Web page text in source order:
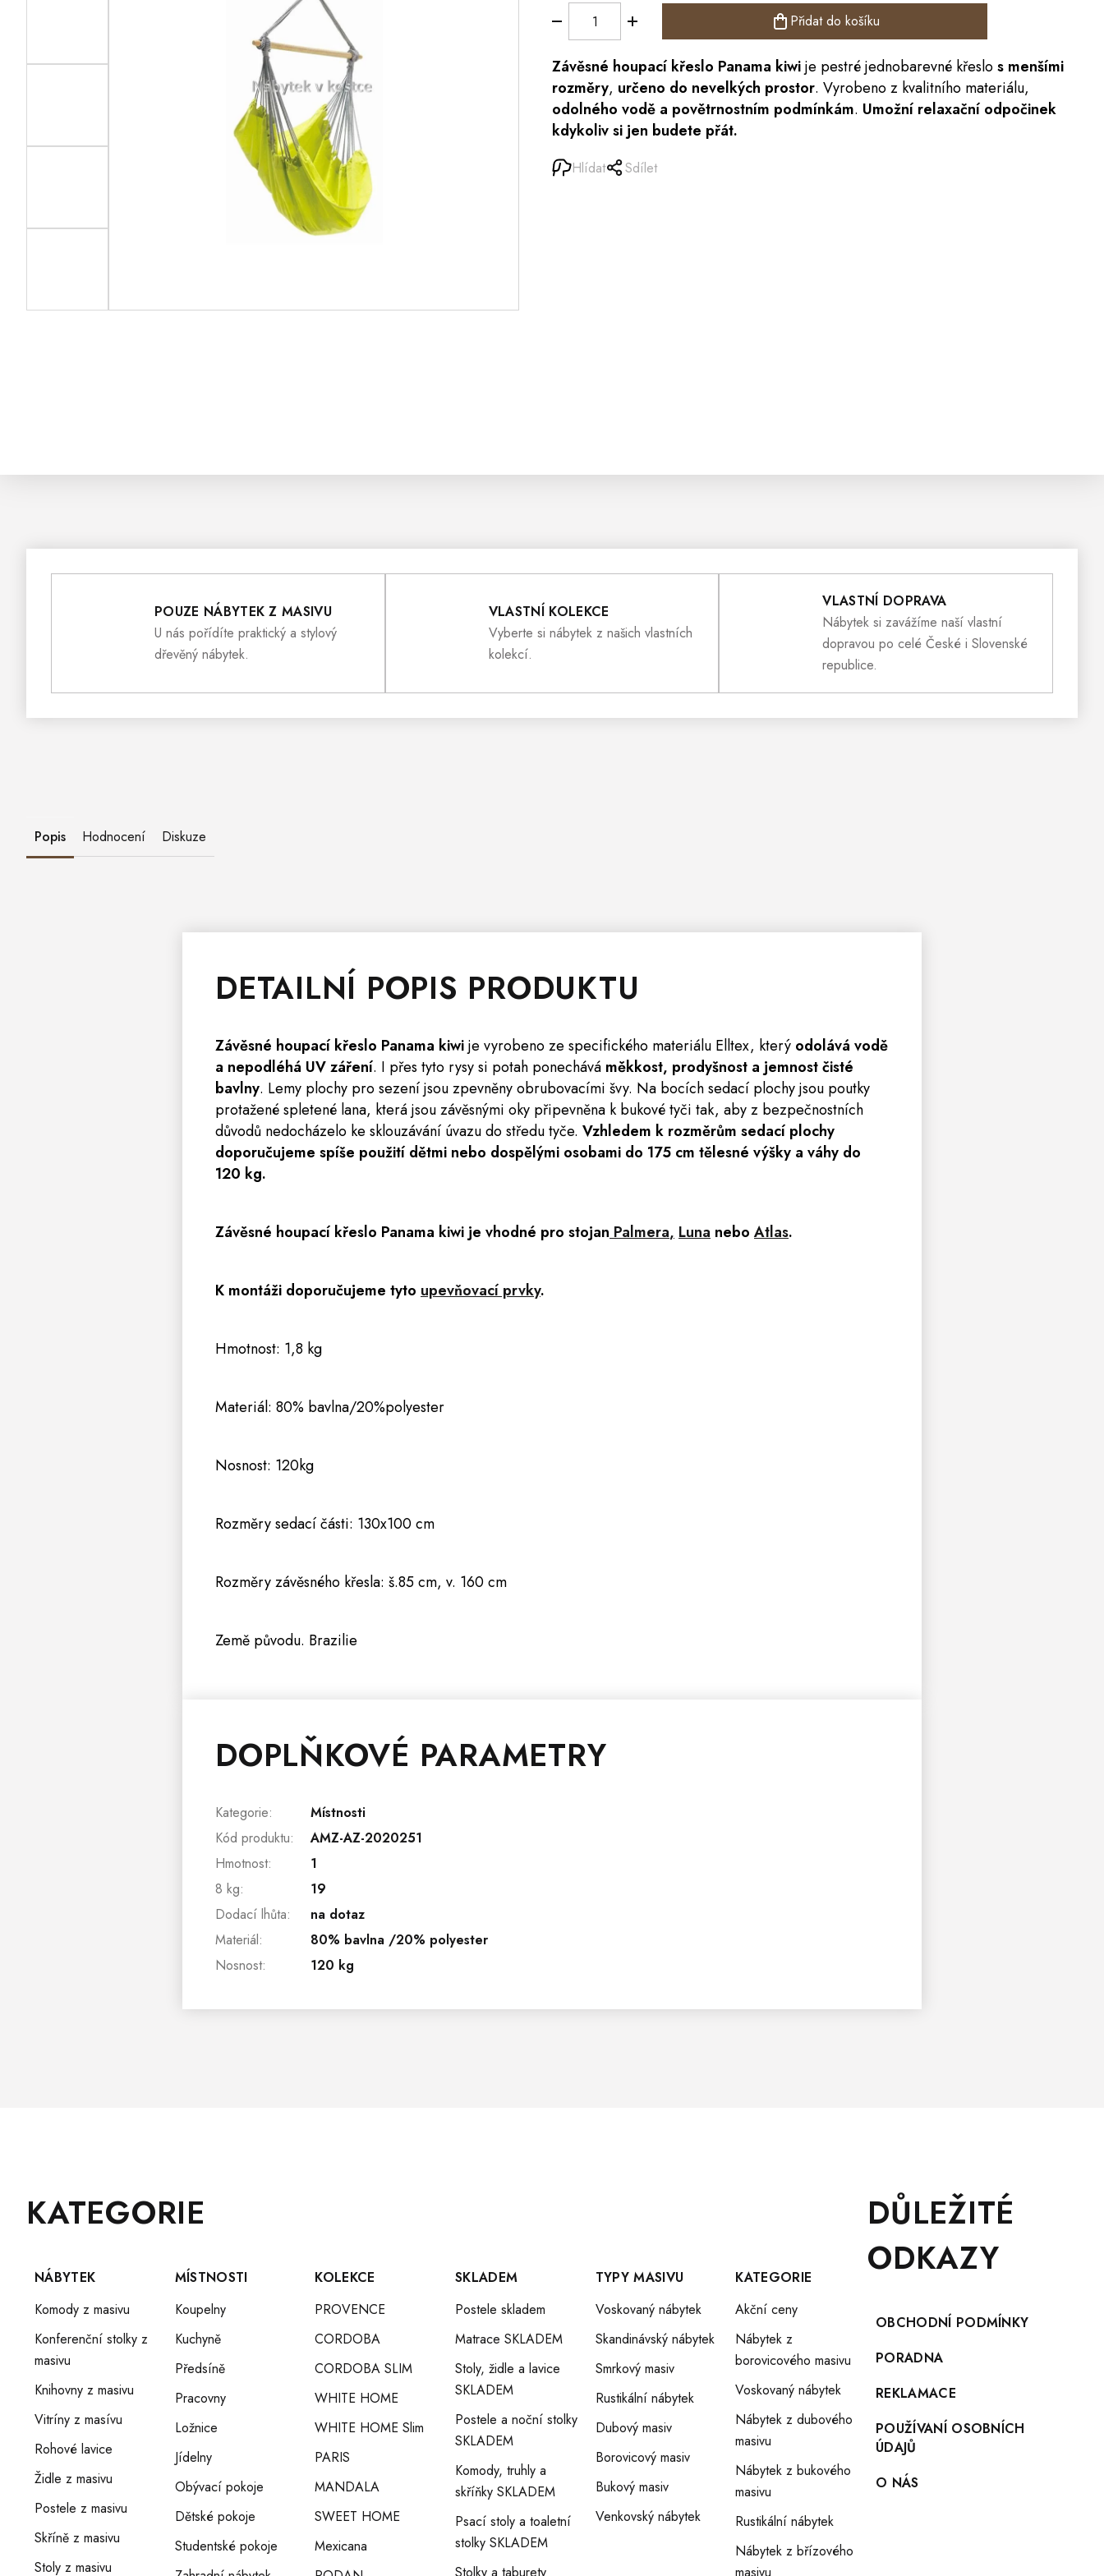
Přidat do košíku
Závěsné houpací křeslo Panama kiwije pestré jednobarevné křeslos menšími
rozměry, určeno do nevelkých prostor. Vyrobeno z kvalitního materiálu,
odolného vodě a povětrnostním podmínkám. Umožní relaxační odpočinek
kdykoliv si jen budete přát.
Hlídat Sdílet
POUZE NÁBYTEK Z MASIVU
U nás pořídíte praktický a stylový
dřevěný nábytek.
VLASTNÍ KOLEKCE
Vyberte si nábytek z našich vlastních
kolekcí.
VLASTNÍ DOPRAVA
Nábytek si zavážíme naší vlastní
dopravou po celé České i Slovenské
republice.
Popis Hodnocení Diskuze
DETAILNÍ POPIS PRODUKTU
Závěsné houpací křeslo Panama kiwije vyrobeno ze specifického materiálu Elltex, který odolává vodě
a nepodléhá UV záření. I přes tyto rysy si potah ponechává měkkost, prodyšnost a jemnost čisté
bavlny. Lemy plochy pro sezení jsou zpevněny obrubovacími švy. Na bocích sedací plochy jsou poutky
protažené spletené lana, která jsou závěsnými oky připevněna k bukové tyči tak, aby z bezpečnostních
důvodů nedocházelo ke sklouzávání úvazu do středu tyče. Vzhledem k rozměrům sedací plochy
doporučujeme spíše použití dětmi nebo dospělými osobami do 175 cm tělesné výšky a váhy do
120 kg.
Závěsné houpací křeslo Panama kiwi je vhodné pro stojan Palmera, Luna nebo Atlas.
K montáži doporučujeme tyto upevňovací prvky.
Hmotnost: 1,8 kg
Materiál: 80% bavlna/20%polyester
Nosnost: 120kg
Rozměry sedací části: 130x100 cm
Rozměry závěsného křesla: š.85 cm, v. 160 cm
Země původu. Brazilie
DOPLŇKOVÉ PARAMETRY
Kategorie:
Místnosti
Kód produktu:
AMZ-AZ-2020251
Hmotnost:
1
8 kg:
19
Dodací lhůta:
na dotaz
Materiál:
80% bavlna /20% polyester
Nosnost: 120 kg
Přeskočit
kategorie
KATEGORIE
NÁBYTEK
Komody z masivu
Konferenční stolky z
masivu
Knihovny z masivu
Vitríny z masívu
Rohové lavice
Židle z masivu
Postele z masivu
Skříně z masivu
Stoly z masivu
MÍSTNOSTI
Koupelny
Kuchyně
Předsíně
Pracovny
Ložnice
Jídelny
Obývací pokoje
Dětské pokoje
Studentské pokoje
KOLEKCE
PROVENCE
CORDOBA
CORDOBA SLIM
WHITE HOME
WHITE HOME Slim
PARIS
MANDALA
SWEET HOME
Mexicana
SKLADEM
Postele skladem
Matrace SKLADEM
Stoly, židle a lavice
SKLADEM
Postele a noční stolky
SKLADEM
Komody, truhly a
skříňky SKLADEM
Psací stoly a toaletní
stolky SKLADEM
TYPY MASIVU
Voskovaný nábytek
Skandinávský nábytek
Smrkový masiv
Rustikální nábytek
Dubový masiv
Borovicový masiv
Bukový masiv
Venkovský nábytek
KATEGORIE
Akční ceny
Nábytek z
borovicového masivu
Voskovaný nábytek
Nábytek z dubového
masivu
Nábytek z bukového
masivu
Rustikální nábytek
Nábytek z břízového
DŮLEŽITÉ
ODKAZY
OBCHODNÍ PODMÍNKY
PORADNA
REKLAMACE
POUŽÍVANÍ OSOBNÍCH
ÚDAJŮ
O NÁS